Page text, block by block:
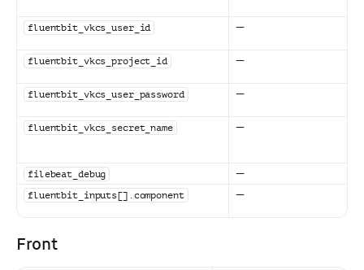
fluentbit_vkcs_user_id —
fluentbit_vkcs_project_id —
fluentbit_vkcs_user_password —
fluentbit_vkcs_secret_name —
filebeat_debug
—
fluentbit_inputs[].component
—
Front